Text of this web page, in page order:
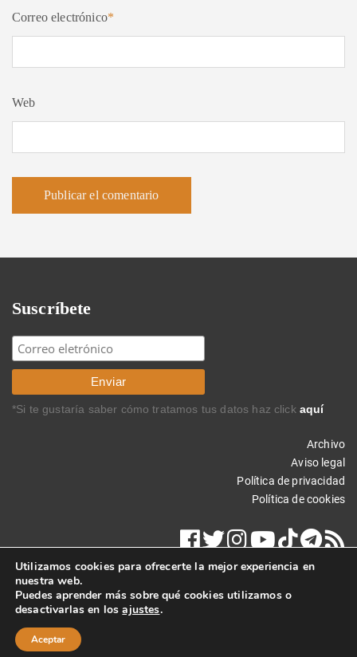
Correo electrónico*
Web
Suscríbete
*Si te gustaría saber cómo tratamos tus datos haz click aquí
Archivo
Aviso legal
Política de privacidad
Política de cookies
Copyright © 2025 Carlos Rodríguez Braun. Todos los derechos
reservados.
Utilizamos cookies para ofrecerte la mejor experiencia en
nuestra web.
Puedes aprender más sobre qué cookies utilizamos o
desactivarlas en losajustes.
Aceptar